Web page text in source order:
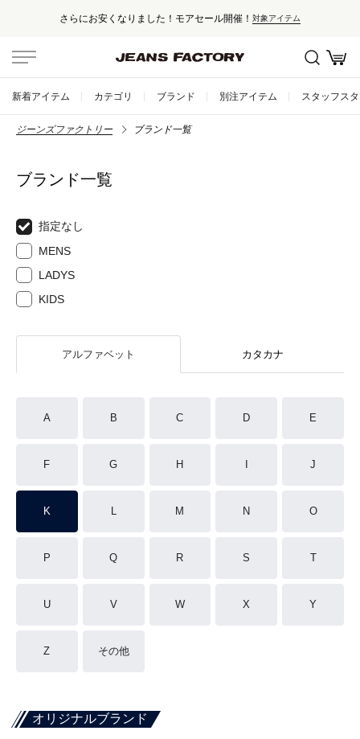
さらにお安くなりました！モアセール開催！ 対象アイテム
新着アイテム カテゴリ ブランド 別注アイテム スタッフス
ジーンズファクトリー ブランド一覧
ブランド一覧
指定なし
MENS
LADYS
KIDS
アルファベット カタカナ
A B C D E
F G H J
K L M N O
P Q R S T
U V W X Y
Z その他
オリジナルブランド